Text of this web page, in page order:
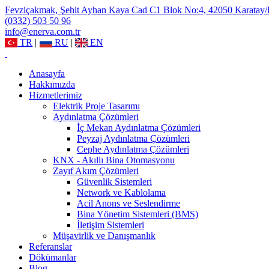
Fevziçakmak, Şehit Ayhan Kaya Cad C1 Blok No:4, 42050
(0332) 503 50 96
info@enerva.com.tr
TR | RU | EN
Anasayfa
Hakkımızda
Hizmetlerimiz
Elektrik Proje Tasarımı
Aydınlatma Çözümleri
İç Mekan Aydınlatma Çözümleri
Peyzaj Aydınlatma Çözümleri
Cephe Aydınlatma Çözümleri
KNX - Akıllı Bina Otomasyonu
Zayıf Akım Çözümleri
Güvenlik Sistemleri
Network ve Kablolama
Acil Anons ve Seslendirme
Bina Yönetim Sistemleri (BMS)
İletişim Sistemleri
Müşavirlik ve Danışmanlık
Referanslar
Dökümanlar